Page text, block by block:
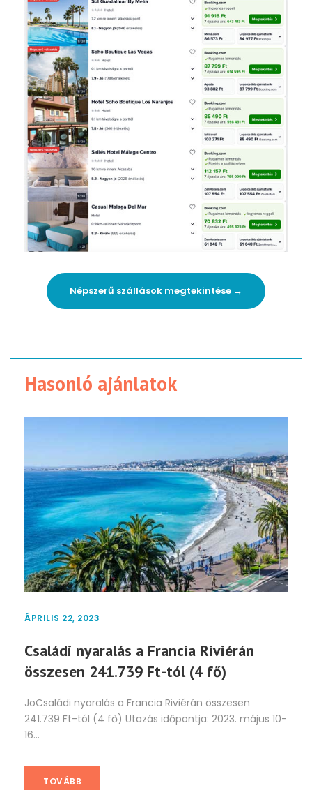
Népszerű szállások megtekintése →
Hasonló ajánlatok
ÁPRILIS 22, 2023
Családi nyaralás a Francia Riviérán
összesen 241.739 Ft-tól (4 fő)
JoCsaládi nyaralás a Francia Riviérán összesen
241.739 Ft-tól (4 fő) Utazás időpontja: 2023. május 10-
16...
TOVÁBB